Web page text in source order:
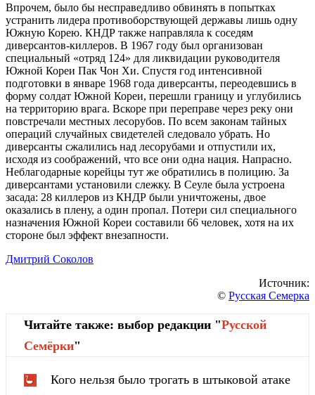
Впрочем, было бы несправедливо обвинять в попытках
устранить лидера противоборствующей державы лишь одну
Южную Корею. КНДР также направляла к соседям
диверсантов-киллеров. В 1967 году был организован
специальный «отряд 124» для ликвидации руководителя
Южной Кореи Пак Чон Хи. Спустя год интенсивной
подготовки в январе 1968 года диверсанты, переодевшись в
форму солдат Южной Кореи, перешли границу и углубились
на территорию врага. Вскоре при переправе через реку они
повстречали местных лесорубов. По всем законам тайных
операций случайных свидетелей следовало убрать. Но
диверсанты сжалились над лесорубами и отпустили их,
исходя из соображений, что все они одна нация. Напрасно.
Неблагодарные корейцы тут же обратились в полицию. За
диверсантами установили слежку. В Сеуле была устроена
засада: 28 киллеров из КНДР были уничтожены, двое
оказались в плену, а один пропал. Потери сил специального
назначения Южной Кореи составили 66 человек, хотя на их
стороне был эффект внезапности.
Дмитрий Соколов
Источник:
© Русская Семерка
Читайте также: выбор редакции "Русской
Cемёрки"
Кого нельзя было трогать в штыковой атаке